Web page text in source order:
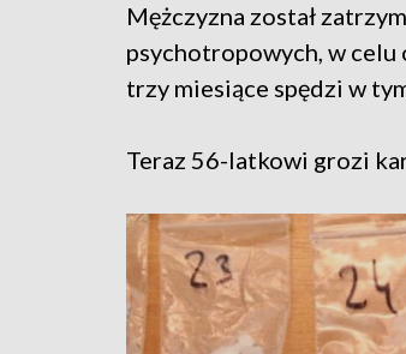
Mężczyzna został
psychotropowych, w celu
trzy miesiące spędzi w
Teraz 56-latkowi grozi